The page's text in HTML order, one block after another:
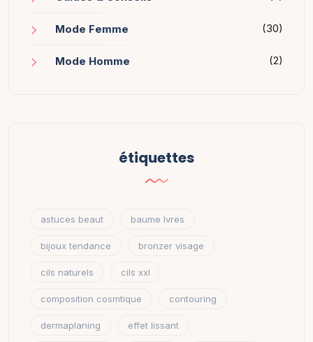
Mode Femme (30)
Mode Homme (2)
étiquettes
astuces beaut baume lvres
bijoux tendance bronzer visage
cils naturels cils xxl
composition cosmtique contouring
dermaplaning effet lissant